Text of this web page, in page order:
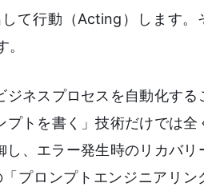
て行動（Acting）します。
ネスプロセスを自動化する
トを書く」技術だけでは全
、エラー発生時のリカバリ
プロンプトエンジニアリン